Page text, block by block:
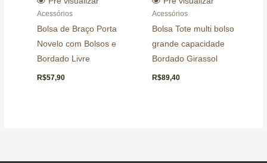
Acessórios
Bolsa de Braço Porta
Novelo com Bolsos e
Bordado Livre
R$57,90
Acessórios
Bolsa Tote multi bolso
grande capacidade
Bordado Girassol
R$89,40